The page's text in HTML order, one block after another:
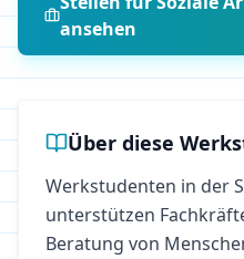
ansehen
Über diese
Werkstudenten in der
unterstützen
Beratung von